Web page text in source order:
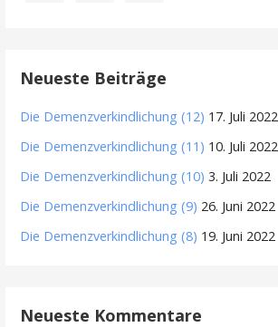
Neueste Beiträge
Die Demenzverkindlichung (12) 17. Juli 2022
Die Demenzverkindlichung (11) 10. Juli 2022
Die Demenzverkindlichung (10) 3. Juli 2022
Die Demenzverkindlichung (9) 26. Juni 2022
Die Demenzverkindlichung (8) 19. Juni 2022
Neueste Kommentare